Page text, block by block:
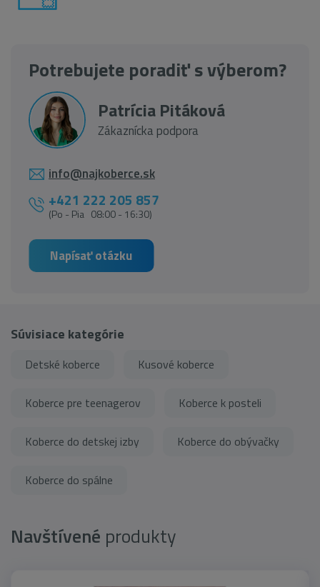
Potrebujete poradiť s výberom?
Patrícia Pitáková
Zákaznícka podpora
info@najkoberce.sk
+421 222 205 857
(Po - Pia 08:00 - 16:30)
Napísať otázku
Súvisiace kategórie
Detské koberce Kusové koberce
Koberce pre teenagerov Koberce k posteli
Koberce do detskej izby Koberce do obývačky
Koberce do spálne
Navštívené produkty